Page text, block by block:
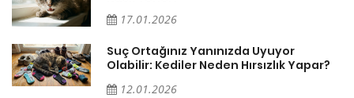
17.01.2026
Suç Ortağınız Yanınızda Uyuyor
Olabilir: Kediler Neden Hırsızlık Yapar?
12.01.2026